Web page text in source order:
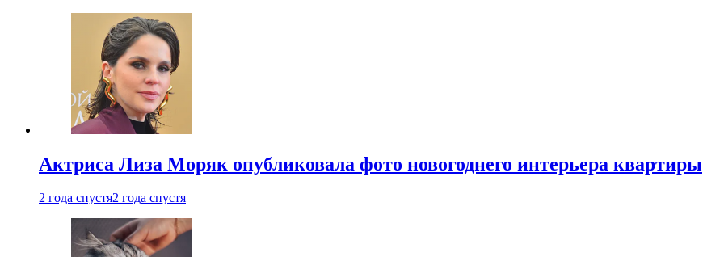
Актриса Лиза Моряк опубликовала фото новогоднего интерьера квартиры
2 года спустя2 года спустя